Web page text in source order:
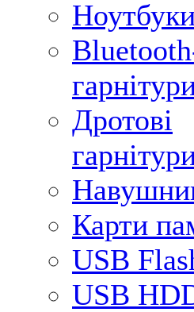
Дротові
Карти
USB
USB